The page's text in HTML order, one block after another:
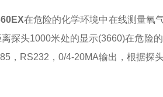
在危险的化学环境中在线测量氧
探头1000米处的显示(3660)在危险
RS232，0/4-20MA输出，根据探头